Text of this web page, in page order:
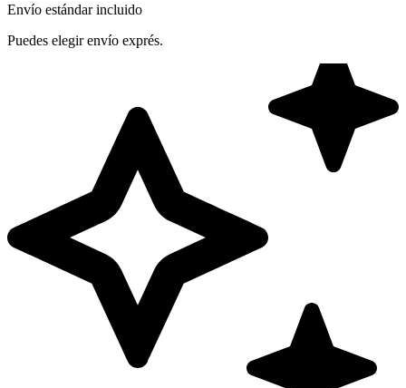
Envío estándar incluido
Puedes elegir envío exprés.